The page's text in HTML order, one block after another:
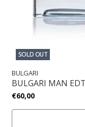
SOLD OUT
BULGARI
BULGARI MAN
€60,00